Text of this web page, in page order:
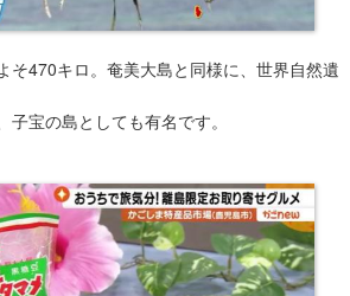
そ470キロ。奄美大島と同様に、世界自然遺
宝の島としても有名です。